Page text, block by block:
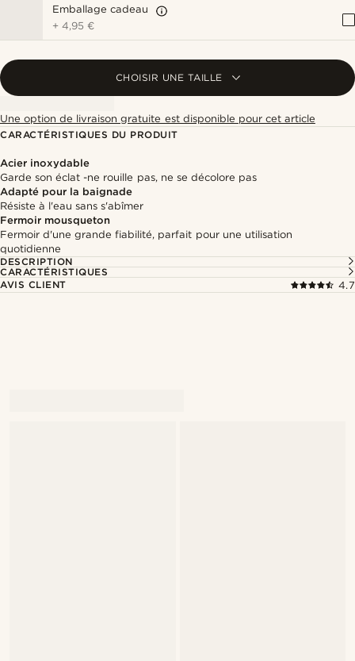
Emballage cadeau
+4,95 €
CHOISIR UNE TAILLE
Une option de livraison gratuite est disponible pour cet article
CARACTÉRISTIQUES DU PRODUIT
Acier inoxydable
Garde son éclat -ne rouille pas, ne se décolore pas
Adapté pour la baignade
Résiste à l'eau sans s'abîmer
Fermoir mousqueton
Fermoir d'une grande fiabilité, parfait pour une utilisation
quotidienne
DESCRIPTION
CARACTÉRISTIQUES
AVIS CLIENT
4.7